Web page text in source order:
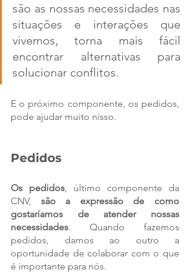
são as nossas necessidades nas
situações e interações que
vivemos, torna mais fácil
encontrar alternativas para
solucionar conflitos.
E o próximo componente, os pedidos,
pode ajudar muito nisso.
Pedidos
Os pedidos, último componente da
CNV, são a expressão de como
gostaríamos de atender nossas
necessidades. Quando fazemos
pedidos, damos ao outro a
oportunidade de colaborar com o que
é importante para nós.